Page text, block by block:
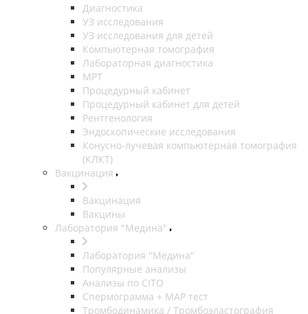
Диагностика
УЗ исследования
УЗ исследования для детей
Компьютерная томография
Лабораторная диагностика
МРТ
Процедурный кабинет
Процедурный кабинет для детей
Рентгенология
Эндоскопические исследования
Конусно-лучевая компьютерная томография
(КЛКТ)
Вакцинация
Вакцинация
Вакцины
Лаборатория "Медина"
Лаборатория "Медина"
Популярные анализы
Анализы по CITO
Спермограмма + МАР тест
Тромбодинамика / Тромбоэластография